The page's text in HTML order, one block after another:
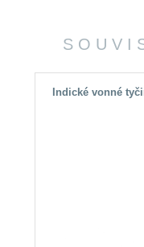
Indické vonné